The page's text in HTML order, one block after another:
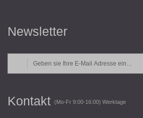
Newsletter
Kontakt (Mo-Fr 9:00-16:00) Werktage